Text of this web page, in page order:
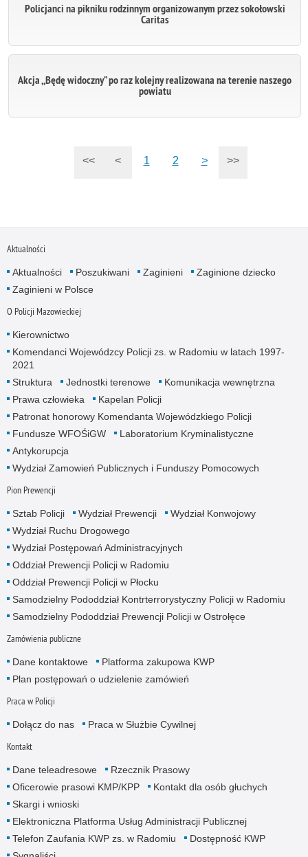
Policjanci na pikniku rodzinnym organizowanym przez sokołowski
Caritas
Akcja ,,Będę widoczny” po raz kolejny realizowana na terenie naszego
powiatu
<< < 1 2 > >>
Aktualności
Aktualności Poszukiwani Zaginieni
Zaginione dziecko
Zaginieni w Polsce
O Policji Mazowieckiej
Kierownictwo
Komendanci Wojewódzcy Policji zs. w Radomiu w latach 1997-
2021
Struktura
Jednostki terenowe
Komunikacja wewnętrzna
Prawa człowieka
Kapelan Policji
Patronat honorowy Komendanta Wojewódzkiego Policji
Fundusze WFOŚiGW
Laboratorium Kryminalistyczne
Antykorupcja
Wydział Zamowień Publicznych i Funduszy Pomocowych
Pion Prewencji
Sztab Policji Wydział Prewencji
Wydział Konwojowy
Wydział Ruchu Drogowego
Wydział Postępowań Administracyjnych
Oddział Prewencji Policji w Radomiu
Oddział Prewencji Policji w Płocku
Samodzielny Pododdział Kontrterrorystyczny Policji w Radomiu
Samodzielny Pododdział Prewencji Policji w Ostrołęce
Zamówienia publiczne
Dane kontaktowe
Platforma zakupowa KWP
Plan postępowań o udzielenie zamówień
Praca w Policji
Dołącz do nas Praca w Służbie Cywilnej
Kontakt
Dane teleadresowe
Rzecznik Prasowy
Oficerowie prasowi KMP/KPP
Kontakt dla osób głuchych
Skargi i wnioski
Elektroniczna Platforma Usług Administracji Publicznej
Telefon Zaufania KWP zs. w Radomiu
Dostępność KWP